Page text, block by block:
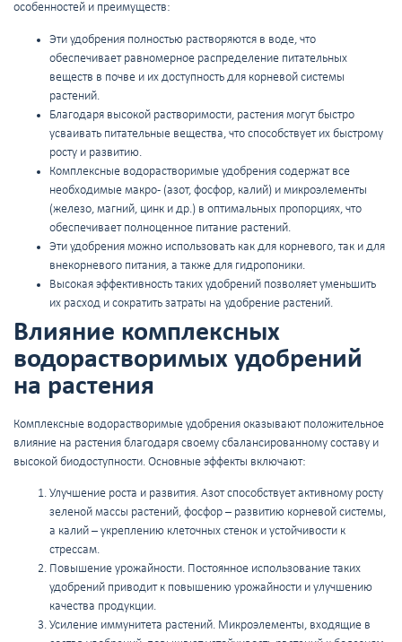
особенностей и преимуществ:
Эти удобрения полностью растворяются в воде, что
обеспечивает равномерное распределение питательных
веществ в почве и их доступность для корневой системы
растений.
Благодаря высокой растворимости, растения могут быстро
усваивать питательные вещества, что способствует их быстрому
росту и развитию.
Комплексные водорастворимые удобрения содержат все
необходимые макро- (азот, фосфор, калий) и микроэлементы
(железо, магний, цинк и др.) в оптимальных пропорциях, что
обеспечивает полноценное питание растений.
Эти удобрения можно использовать как для корневого, так и для
внекорневого питания, а также для гидропоники.
Высокая эффективность таких удобрений позволяет уменьшить
их расход и сократить затраты на удобрение растений.
Влияние комплексных
водорастворимых удобрений
на растения
Комплексные водорастворимые удобрения оказывают положительное
влияние на растения благодаря своему сбалансированному составу и
высокой биодоступности. Основные эффекты включают:
Улучшение роста и развития. Азот способствует активному росту
зеленой массы растений, фосфор – развитию корневой системы,
а калий – укреплению клеточных стенок и устойчивости к
стрессам.
Повышение урожайности. Постоянное использование таких
удобрений приводит к повышению урожайности и улучшению
качества продукции.
Усиление иммунитета растений. Микроэлементы, входящие в